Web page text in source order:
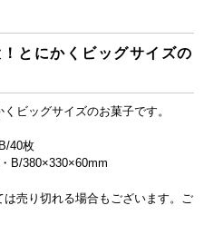
とにかくビッグサイズの
ビッグサイズのお菓子です。
40枚
B/380×330×60mm
売り切れる場合もございます。ご